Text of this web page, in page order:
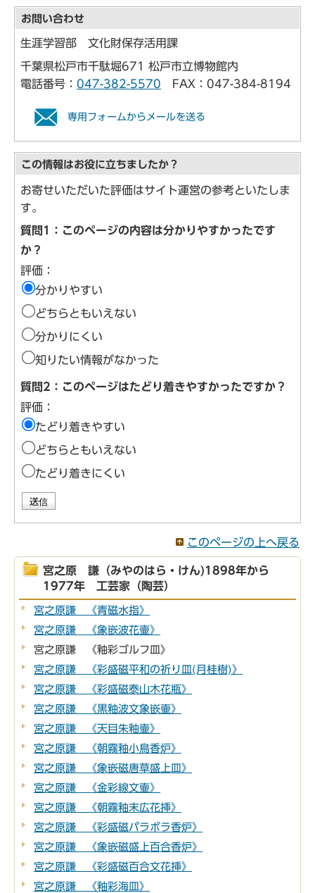
お問い合わせ
生涯学習部 文化財保存活用課
千葉県松戸市千駄堀671 松戸市立博物館内
電話番号： 047-382-5570 FAX：047-384-8194
専用フォームからメールを送る
この情報はお役に立ちましたか？
お寄せいただいた評価はサイト運営の参考といたしま
す。
質問1：このページの内容は分かりやすかったです
か？
評価：
分かりやすい
どちらともいえない
分かりにくい
知りたい情報がなかった
質問2：このページはたどり着きやすかったですか？
評価：
たどり着きやすい
どちらともいえない
たどり着きにくい
このページの上へ戻る
宮之原 謙（みやのはら・けん)1898年から
1977年 工芸家（陶芸）
宮之原謙 《青磁水指》
宮之原謙 《象嵌波花壷》
宮之原謙 《釉彩ゴルフ皿》
宮之原謙 《彩盛磁平和の祈り皿(月桂樹)》
宮之原謙 《彩盛磁泰山木花瓶》
宮之原謙 《黒釉波文象嵌壷》
宮之原謙 《天目朱釉壷》
宮之原謙 《朝霧釉小鳥香炉》
宮之原謙 《象嵌磁唐草盛上皿》
宮之原謙 《金彩線文壷》
宮之原謙 《朝霧釉末広花挿》
宮之原謙 《彩盛磁パラボラ香炉》
宮之原謙 《象嵌磁盛上百合香炉》
宮之原謙 《彩盛磁百合文花挿》
宮之原謙 《釉彩海皿》